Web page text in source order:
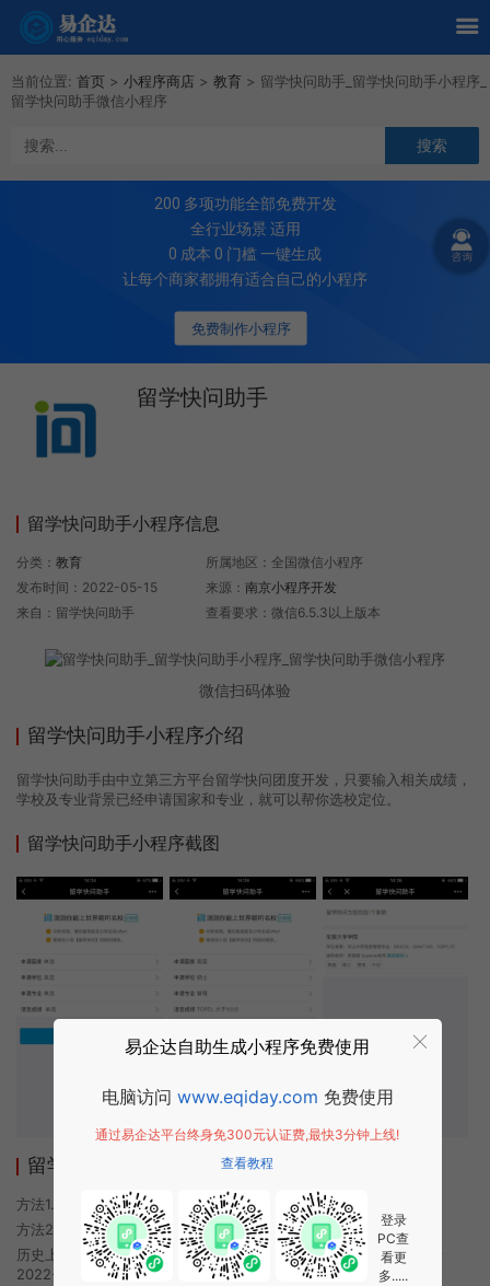
当前位置: 首页 > 小程序商店 > 教育 > 留学快问助手_留学快问助手小程序_
留学快问助手微信小程序
免费制作小程序
200 多项功能全部免费开发
全行业场景 适用
0 成本 0 门槛 一键生成
让每个商家都拥有适合自己的小程序
留学快问助手
留学快问助手小程序信息
分类： 教育
发布时间：2022-05-15
来自：留学快问助手
所属地区：全国微信小程序
来源： 南京小程序开发
查看要求：微信6.5.3以上版本
微信扫码体验
留学快问助手小程序介绍
留学快问助手由中立第三方平台留学快问团度开发，只要输入相关成绩，
学校及专业背景已经申请国家和专业，就可以帮你选校定位。
留学快问助手小程序截图
留学快问助手小程序使用方法
方法1. 使用微信扫描本页面上方二维码进入留学快问助手的小程序
方法2. 在微信中搜索“留学快问助手”即可进入小程序
历史上的今时小程序由留学快问助手团队开发，易企达小程序商店于
2022-05-15 08:37发布
易企达自助生成小程序免费使用
电脑访问 www.eqiday.com 免费使用
通过易企达平台终身免300元认证费,最快3分钟上线!
查看教程
登录
PC查
看更
多.....